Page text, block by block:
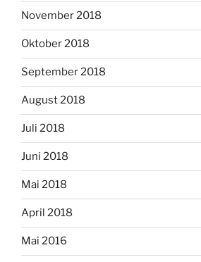
November 2018
Oktober 2018
September 2018
August 2018
Juli 2018
Juni 2018
Mai 2018
April 2018
Mai 2016